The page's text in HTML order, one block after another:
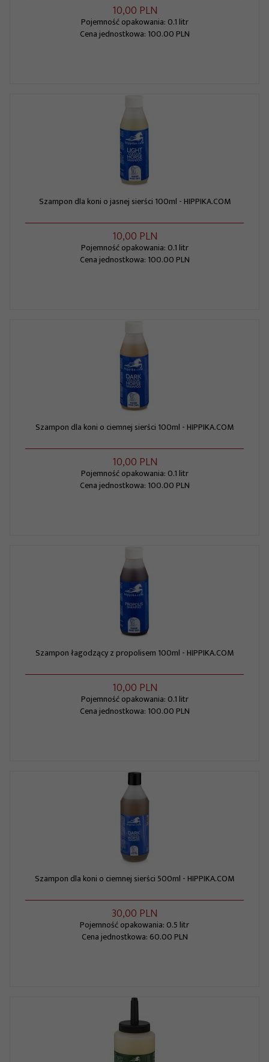
10,00 PLN
Pojemność opakowania: 0.1 litr
Cena jednostkowa: 100.00 PLN
Szampon dla koni o jasnej sierści 100ml - HIPPIKA.COM
10,00 PLN
Pojemność opakowania: 0.1 litr
Cena jednostkowa: 100.00 PLN
Szampon dla koni o ciemnej sierści 100ml - HIPPIKA.COM
10,00 PLN
Pojemność opakowania: 0.1 litr
Cena jednostkowa: 100.00 PLN
Szampon łagodzący z propolisem 100ml - HIPPIKA.COM
10,00 PLN
Pojemność opakowania: 0.1 litr
Cena jednostkowa: 100.00 PLN
Szampon dla koni o ciemnej sierści 500ml - HIPPIKA.COM
30,00 PLN
Pojemność opakowania: 0.5 litr
Cena jednostkowa: 60.00 PLN